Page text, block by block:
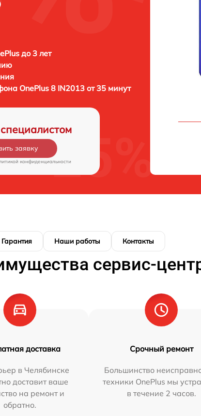
до 3 лет
OnePlus 8 IN2013 от 35 минут
заявку
конфиденциальности
Гарантия Наши работы Контакты
сервис-
доставка
в Челябинске
доставит ваше
на ремонт и
обратно.
Срочный ремонт
Большинство
техники OnePlus мы
в течение 2 часов.